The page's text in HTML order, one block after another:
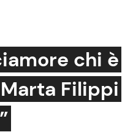
Gossip e TV
Bellezze VIP
chi è
Filippi